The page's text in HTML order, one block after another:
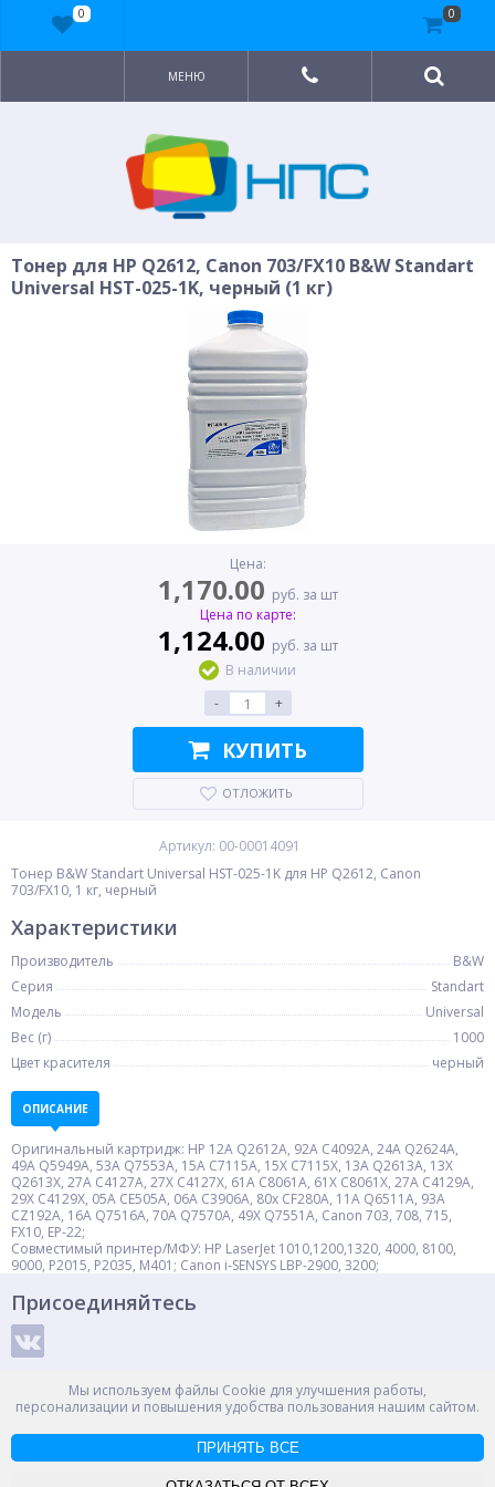
МЕНЮ
Тонер для HP Q2612, Canon 703/FX10 B&W Standart
Universal HST-025-1K, черный (1 кг)
Цена:
1,170.00 руб. за шт
Цена по карте:
1,124.00 руб. за шт
В наличии
-
+
КУПИТЬ
ОТЛОЖИТЬ
Артикул: 00-00014091
Тонер B&W Standart Universal HST-025-1K для HP Q2612, Canon
703/FX10, 1 кг, черный
Характеристики
Производитель
B&W
Серия
Standart
Модель
Universal
Вес (г)
1000
Цвет красителя
черный
ОПИСАНИЕ
Оригинальный картридж: HP 12A Q2612A, 92A C4092A, 24A Q2624A,
49A Q5949A, 53A Q7553A, 15A C7115A, 15X C7115X, 13A Q2613A, 13X
Q2613X, 27A C4127A, 27X C4127X, 61A C8061A, 61X C8061X, 27A C4129A,
29X C4129X, 05A CE505A, 06A C3906A, 80x CF280A, 11A Q6511A, 93A
CZ192A, 16A Q7516A, 70A Q7570A, 49X Q7551A, Canon 703, 708, 715,
FX10, EP-22;
Совместимый принтер/МФУ: HP LaserJet 1010,1200,1320, 4000, 8100,
9000, P2015, P2035, M401; Canon i-SENSYS LBP-2900, 3200;
Мы используем файлы Cookie для улучшения работы,
персонализации и повышения удобства пользования нашим сайтом.
ПРИНЯТЬ ВСЕ
Присоединяйтесь
Способы оплаты
0 0